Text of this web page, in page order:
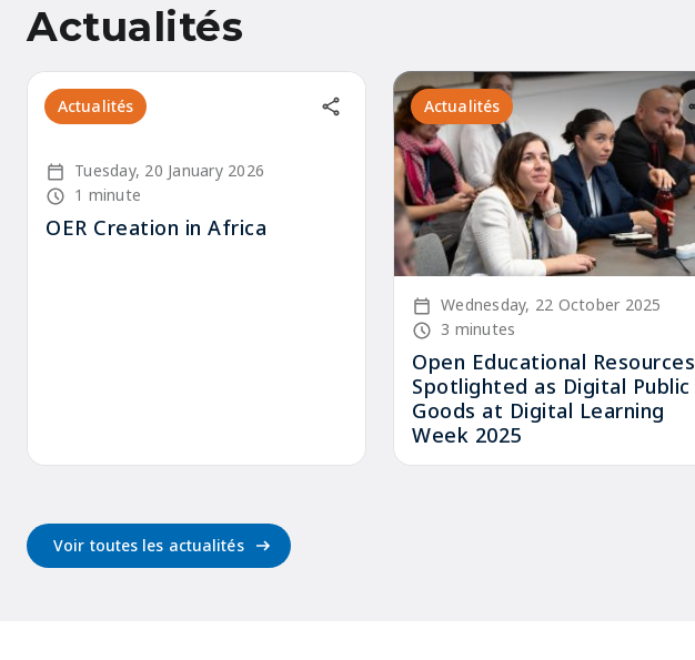
Actualités
Actualités
Écrit leTuesday, 20 January 2026
Node read time
1 minute
OER Creation in Africa
Actualités
Écrit leWednesday, 22 October 2025
Node read time
3 minutes
Open Educational Resources
Spotlighted as Digital Public
Goods at Digital Learning
Week 2025
Voir toutes les actualités